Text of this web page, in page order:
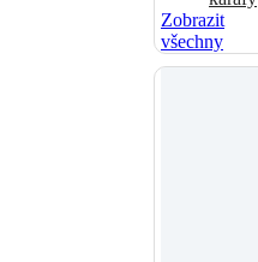
Zobrazit
všechny